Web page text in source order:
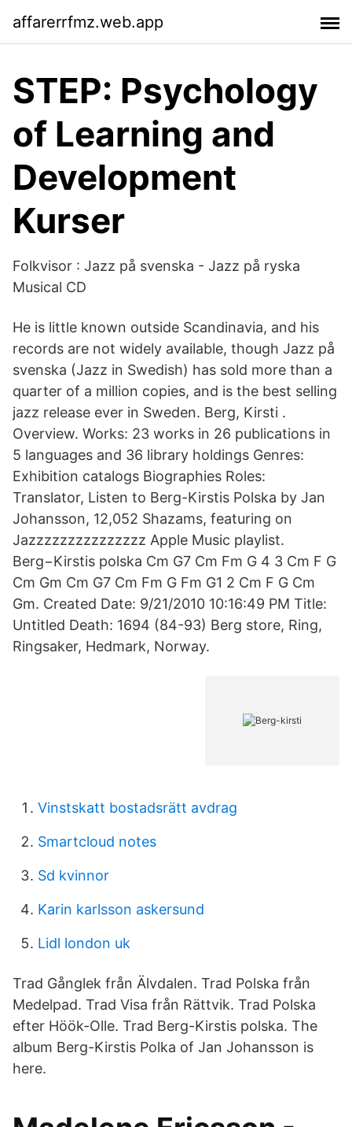
affarerrfmz.web.app
STEP: Psychology
of Learning and
Development
Kurser
Folkvisor : Jazz på svenska - Jazz på ryska
Musical CD
He is little known outside Scandinavia, and his
records are not widely available, though Jazz på
svenska (Jazz in Swedish) has sold more than a
quarter of a million copies, and is the best selling
jazz release ever in Sweden. Berg, Kirsti .
Overview. Works: 23 works in 26 publications in
5 languages and 36 library holdings Genres:
Exhibition catalogs Biographies Roles:
Translator, Listen to Berg-Kirstis Polska by Jan
Johansson, 12,052 Shazams, featuring on
Jazzzzzzzzzzzzzzz Apple Music playlist.
Berg−Kirstis polska Cm G7 Cm Fm G 4 3 Cm F G
Cm Gm Cm G7 Cm Fm G Fm G1 2 Cm F G Cm
Gm. Created Date: 9/21/2010 10:16:49 PM Title:
Untitled Death: 1694 (84-93) Berg store, Ring,
Ringsaker, Hedmark, Norway.
Vinstskatt bostadsrätt avdrag
Smartcloud notes
Sd kvinnor
Karin karlsson askersund
Lidl london uk
Trad Gånglek från Älvdalen. Trad Polska från
Medelpad. Trad Visa från Rättvik. Trad Polska
efter Höök-Olle. Trad Berg-Kirstis polska. The
album Berg-Kirstis Polka of Jan Johansson is
here.